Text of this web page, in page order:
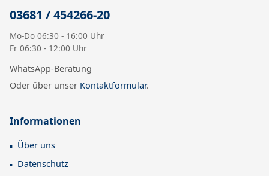
03681 / 454266-20
Mo-Do 06:30 - 16:00 Uhr
Fr 06:30 - 12:00 Uhr
WhatsApp-Beratung
Oder über unser Kontaktformular.
Informationen
Über uns
Datenschutz